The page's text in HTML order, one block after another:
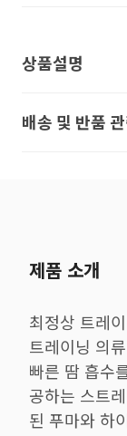
상품설명
배송 및 반품
제품 소개
최정상 트레
트레이닝 의
빠른 땀 흡수
공하는 스트
된 푸마와 하